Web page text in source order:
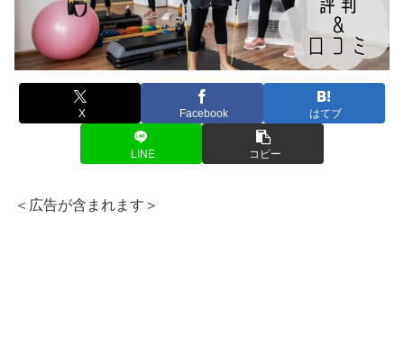
X Facebook はてブ
LINE コピー
＜広告が含まれます＞